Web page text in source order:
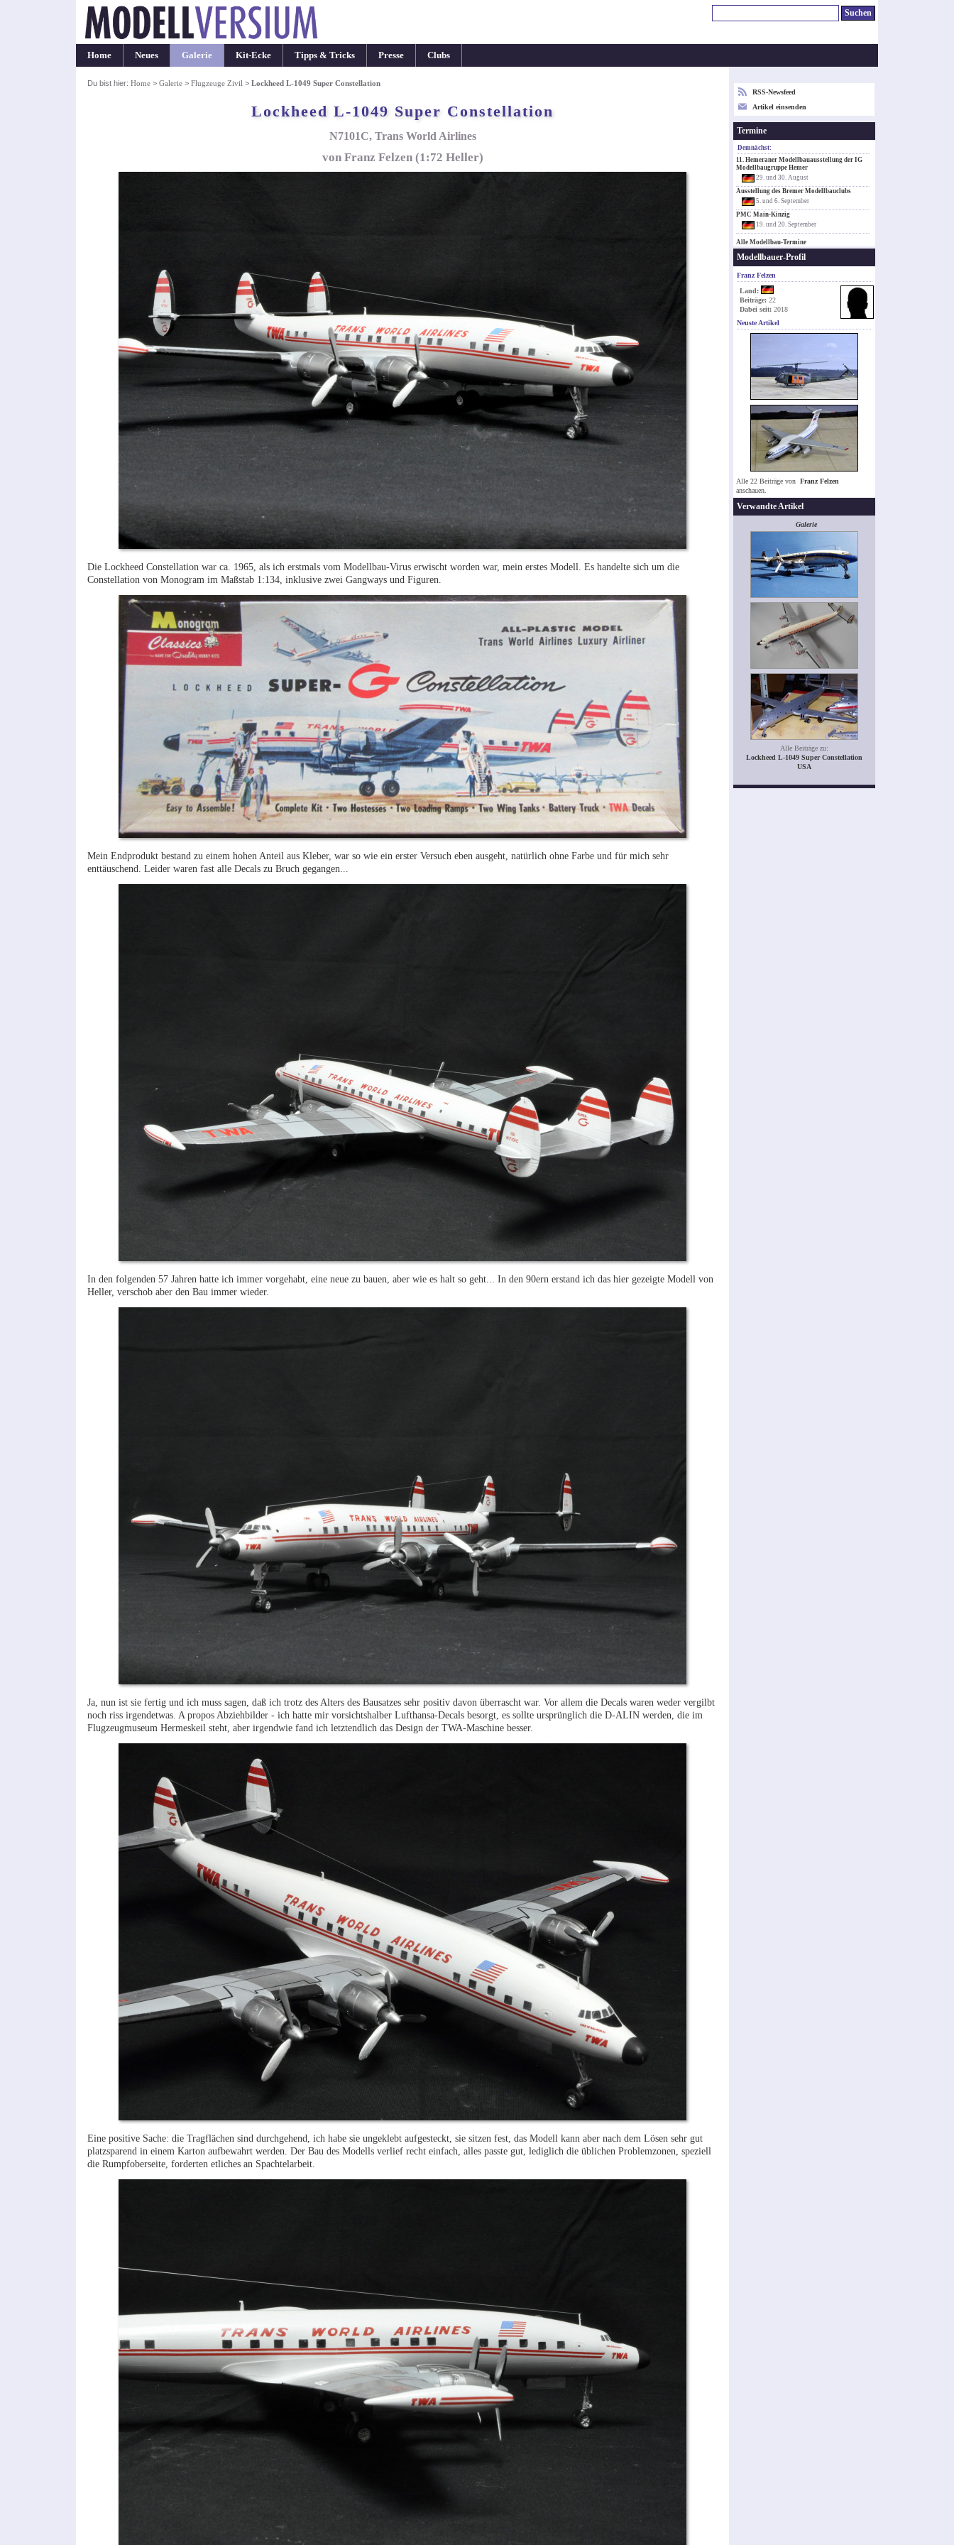
Home Neues Galerie Kit-Ecke Tipps & Tricks Presse Clubs
Du bist hier: Home> Galerie> Flugzeuge Zivil > Lockheed L-1049 Super Constellation
Lockheed L-1049 Super Constellation
N7101C, Trans World Airlines
von Franz Felzen (1:72 Heller)
Die Lockheed Constellation war ca. 1965, als ich erstmals vom Modellbau-Virus erwischt worden war, mein erstes Modell. Es handelte sich um die
Constellation von Monogram im Maßstab 1:134, inklusive zwei Gangways und Figuren.
Mein Endprodukt bestand zu einem hohen Anteil aus Kleber, war so wie ein erster Versuch eben ausgeht, natürlich ohne Farbe und für mich sehr
enttäuschend. Leider waren fast alle Decals zu Bruch gegangen...
In den folgenden 57 Jahren hatte ich immer vorgehabt, eine neue zu bauen, aber wie es halt so geht... In den 90ern erstand ich das hier gezeigte Modell von
Heller, verschob aber den Bau immer wieder.
Ja, nun ist sie fertig und ich muss sagen, daß ich trotz des Alters des Bausatzes sehr positiv davon überrascht war. Vor allem die Decals waren weder vergilbt
noch riss irgendetwas. A propos Abziehbilder - ich hatte mir vorsichtshalber Lufthansa-Decals besorgt, es sollte ursprünglich die D-ALIN werden, die im
Flugzeugmuseum Hermeskeil steht, aber irgendwie fand ich letztendlich das Design der TWA-Maschine besser.
Eine positive Sache: die Tragflächen sind durchgehend, ich habe sie ungeklebt aufgesteckt, sie sitzen fest, das Modell kann aber nach dem Lösen sehr gut
platzsparend in einem Karton aufbewahrt werden. Der Bau des Modells verlief recht einfach, alles passte gut, lediglich die üblichen Problemzonen, speziell
die Rumpfoberseite, forderten etliches an Spachtelarbeit.
RSS-Newsfeed
Artikel einsenden
Termine
Demnächst:
11. Hemeraner Modellbauausstellung der IG
Modellbaugruppe Hemer
29. und 30. August
Ausstellung des Bremer Modellbauclubs
5. und 6. September
PMC Main-Kinzig
19. und 20. September
Alle Modellbau-Termine
Modellbauer-Profil
Franz Felzen
Land:
Beiträge: 22
Dabei seit: 2018
Neuste Artikel
Alle 22 Beiträge von Franz Felzen
anschauen.
Verwandte Artikel
Galerie
Alle Beiträge zu:
Lockheed L-1049 Super Constellation
USA